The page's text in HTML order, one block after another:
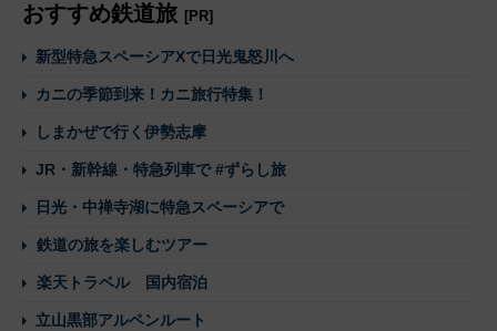
おすすめ鉄道旅 [PR]
新型特急スペーシアXで日光鬼怒川へ
カニの季節到来！カニ旅行特集！
しまかぜで行く伊勢志摩
JR・新幹線・特急列車で #ずらし旅
日光・中禅寺湖に特急スペーシアで
鉄道の旅を楽しむツアー
楽天トラベル 国内宿泊
立山黒部アルペンルート